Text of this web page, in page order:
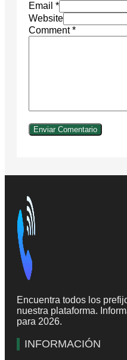
Email *
Website
Comment*
Encuentra todos los
nuestra plataforma.
para 2026.
INFORMACIÓN